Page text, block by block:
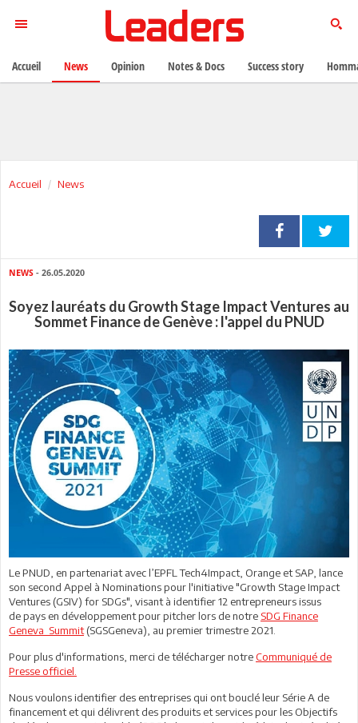
Accueil News
NEWS - 26.05.2020
Soyez lauréats du Growth Stage Impact Ventures au
Sommet Finance de Genève : l'appel du PNUD
Le PNUD, en partenariat avec l’EPFL Tech4Impact, Orange et SAP, lance
son second Appel à Nominations pour l'initiative "Growth Stage Impact
Ventures (GSIV) for SDGs", visant à identifier 12 entrepreneurs issus
de pays en développement pour pitcher lors de notre SDG Finance
Geneva Summit(SGSGeneva), au premier trimestre 2021.
Pour plus d'informations, merci de télécharger notreCommuniqué de
Presse officiel.
Nous voulons identifier des entreprises qui ont bouclé leur Série A de
financement et qui délivrent des produits et services pour les Objectifs
Accueil News Opinion Notes & Docs Success story